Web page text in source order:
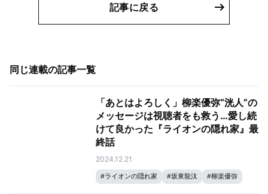
記事に戻る
同じ連載の記事一覧
「あとはよろしく」柳楽優弥“洸人”の
メッセージは視聴者をも救う…愛し続
けて良かった『ライオンの隠れ家』最
終話
2024.12.21
#ライオンの隠れ家 #坂東龍汰 #柳楽優弥